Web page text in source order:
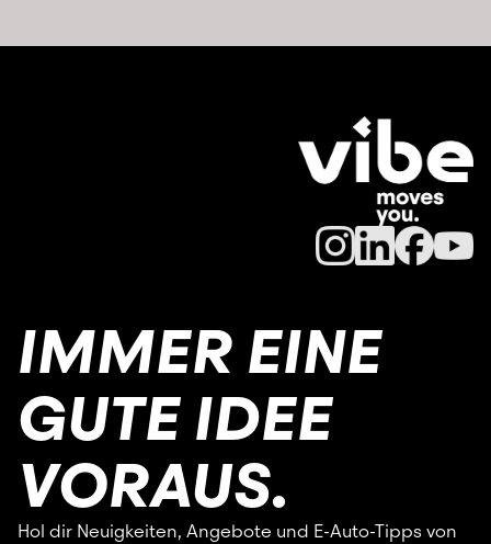
IMMER EINE
GUTE IDEE
VORAUS.
Hol dir Neuigkeiten, Angebote und E-Auto-Tipps von